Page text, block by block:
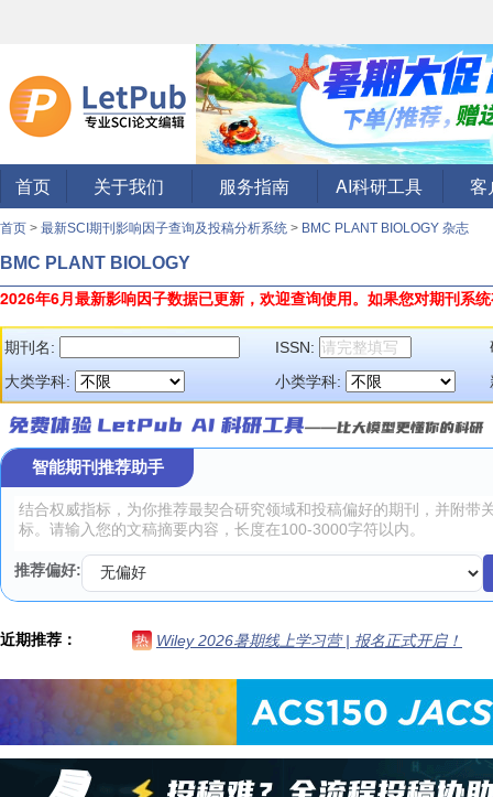
首页 关于我们 服务指南 AI科研工具 客
首页 > 最新SCI期刊影响因子查询及投稿分析系统 > BMC PLANT BIOLOGY 杂志
BMC PLANT BIOLOGY
2026年6月最新影响因子数据已更新，欢迎查询使用。 如果您对期刊系
期刊名: ISSN:
大类学科:
小类学科:
智能期刊推荐助手
推荐偏好:
近期推荐： 热 Wiley 2026暑期线上学习营 | 报名正式开启！